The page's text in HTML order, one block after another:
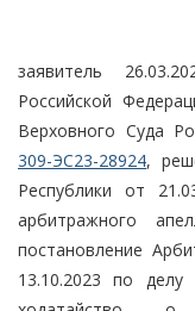
заявитель
Российской
Верховного Суда
309-ЭС23-28924,
Республики от
арбитражного
постановление
13.10.2023 по